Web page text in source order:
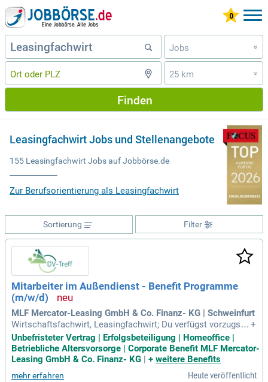
Jobs »
25 km »
Finden
Leasingfachwirt Jobs und Stellenangebote
155 Leasingfachwirt Jobs auf Jobbörse.de
Zur Berufsorientierung als Leasingfachwirt
Filter
Sortierung
Mitarbeiter im Außendienst - Benefit Programme
(m/w/d)
MLF Mercator-Leasing GmbH & Co. Finanz- KG | Schweinfurt
Wirtschaftsfachwirt, Leasingfachwirt; Du verfügst vorzugsw
eise über Erfahrung im direkten Vertrieb in der Finanz- oder
Leasingbranche; idealerweise auch im Umfeld von Gehaltsu
mwandlungsmodellen; Du überzeugst mit starken Vertriebsf
ähigkeiten wie Einsatzbereitschaft
+
Unbefristeter Vertrag | Erfolgsbeteiligung | Homeoffice |
Betriebliche Altersvorsorge | Corporate Benefit MLF Mercator-
Leasing GmbH & Co. Finanz- KG | + weitere Benefits
mehr erfahren Heute veröffentlicht